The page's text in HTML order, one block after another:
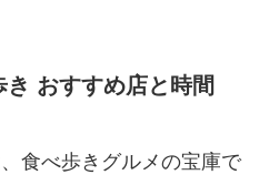
おすすめ店と時間
食べ歩きグルメの宝庫で